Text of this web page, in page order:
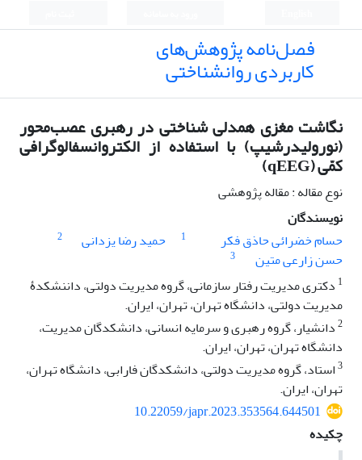
فصل‌نامه پژوهش‌های
کاربردی روانشناختی
نگاشت مغزی همدلی شناختی در رهبری عصب‌محور
(نورولیدرشیپ) با استفاده از الکتروانسفالوگرافی
کمّی (qEEG)
نوع مقاله : مقاله پژوهشی
نویسندگان
حسام خضرائی حاذق فکر
1 حمید رضا یزدانی 2
حسن زارعی متین
3
1 دکتری مدیریت رفتار سازمانی، گروه مدیریت دولتی، داننشکدۀ
مدیریت دولتی، دانشگاه تهران، تهران، ایران.
2دانشیار، گروه رهبری و سرمایه انسانی، دانشکدگان مدیریت،
دانشگاه تهران، تهران، ایران.
3استاد، گروه مدیریت دولتی، دانشکدگان فارابی، دانشگاه تهران،
تهران، ایران.
10.22059/japr.2023.353564.644501
چکیده